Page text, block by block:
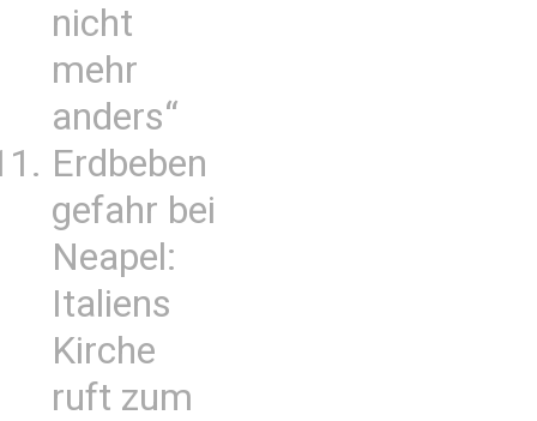
nicht
mehr
anders“
Erdbeben
gefahr bei
Neapel:
Italiens
Kirche
ruft zum